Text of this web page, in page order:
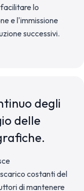
lo
e l'immissione
successivi.
degli
delle
costanti del
di mantenere